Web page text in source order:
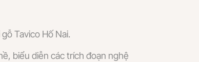
Tavico Hố Nai.
biểu diễn các trích đoạn nghệ